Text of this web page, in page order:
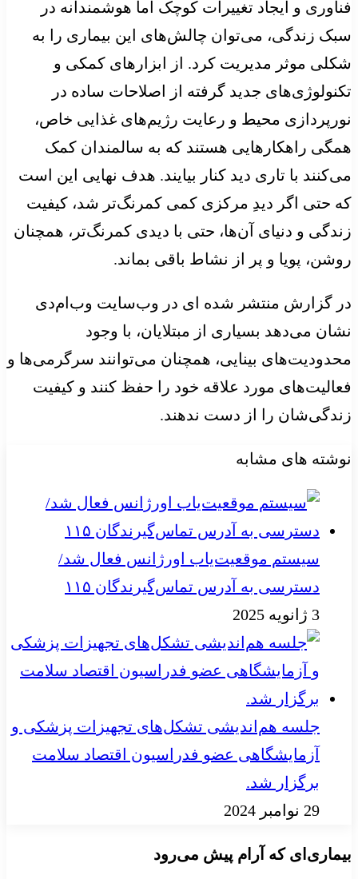
فناوری و ایجاد تغییرات کوچک اما هوشمندانه در
سبک زندگی، می‌توان چالش‌های این بیماری را به
شکلی موثر مدیریت کرد. از ابزارهای کمکی و
تکنولوژی‌های جدید گرفته از اصلاحات ساده در
نورپردازی محیط و رعایت رژیم‌های غذایی خاص،
همگی راهکارهایی هستند که به سالمندان کمک
می‌کنند با تاری دید کنار بیایند. هدف نهایی این است
که حتی اگر دیدِ مرکزی کمی کمرنگ‌تر شد، کیفیت
زندگی و دنیای آن‌ها، حتی با دیدی کمرنگ‌تر، همچنان
روشن، پویا و پر از نشاط باقی بماند.
در گزارش منتشر شده ای در وب‌سایت وب‌ام‌دی
نشان می‌دهد بسیاری از مبتلایان، با وجود
محدودیت‌های بینایی، همچنان می‌توانند سرگرمی‌ها و
فعالیت‌های مورد علاقه خود را حفظ کنند و کیفیت
زندگی‌شان را از دست ندهند.
نوشته های مشابه
سیستم موقعیت‌یاب اورژانس فعال شد/
دسترسی به آدرس تماس‌گیرندگان ۱۱۵
3 ژانویه 2025
جلسه هم‌اندیشی تشکل‌های تجهیزات پزشکی و
آزمایشگاهی عضو فدراسیون اقتصاد سلامت
برگزار شد.
29 نوامبر 2024
بیماری‌ای که آرام پیش می‌رود